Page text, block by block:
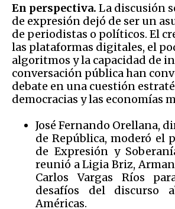
En perspectiva. La discusión
de expresión dejó de ser un
de periodistas o políticos. El
las plataformas digitales, el
algoritmos y la capacidad de
conversación pública han
debate en una cuestión
democracias y las economías
José Fernando Orellana,
de República, moderó el
de Expresión y
reunió a Ligia Briz,
Carlos Vargas Ríos
desafíos del discurso
Américas.